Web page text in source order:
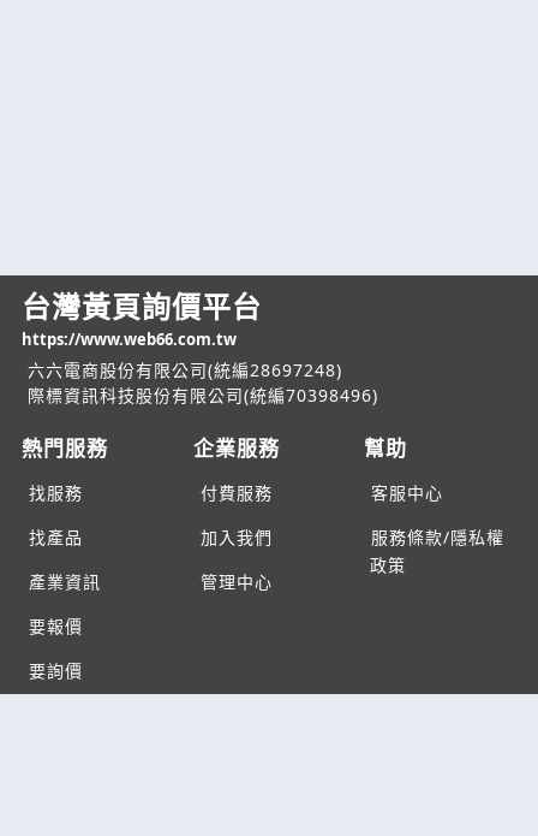
台灣黃頁詢價平台
https://www.web66.com.tw
六六電商股份有限公司(統編28697248)
際標資訊科技股份有限公司(統編70398496)
熱門服務
找服務
找產品
產業資訊
要報價
要詢價
企業服務
付費服務
加入我們
管理中心
幫助
客服中心
服務條款/隱私權
政策